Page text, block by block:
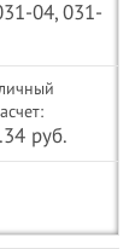
04, 031-
руб.